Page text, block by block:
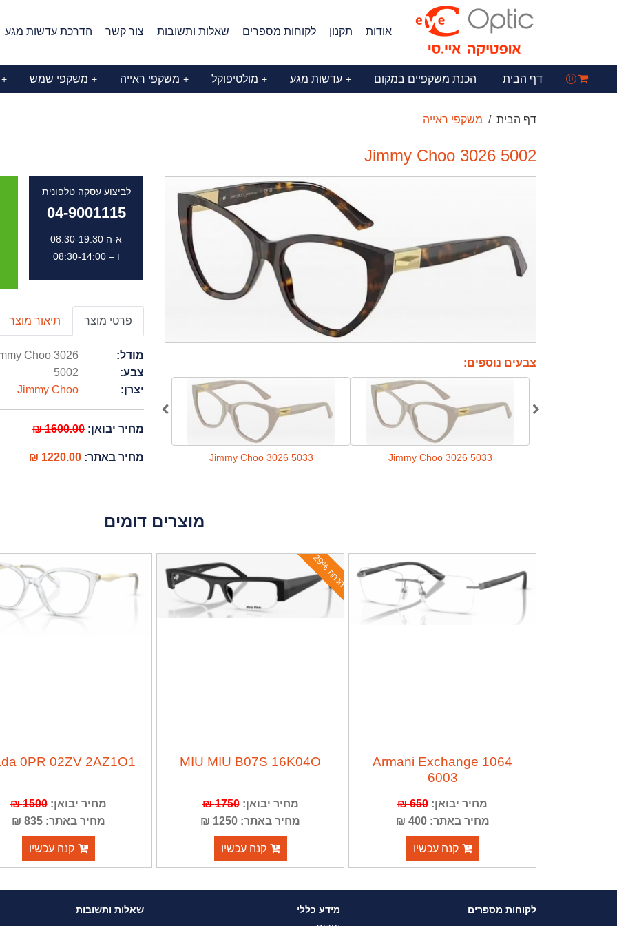
אודות תקנון לקוחות מספרים שאלות ותשובות צור קשר הדרכת עדשות מגע
0 דף הבית הכנת משקפיים במקום עדשות מגע + מולטיפוקל + משקפי ראייה + משקפי שמש +
+
דף הבית משקפי ראייה
Jimmy Choo 3026 5002
צבעים נוספים:
Jimmy Choo 3026 5033
Jimmy Choo 3026 5033
Jimmy Choo 3026 5033
לביצוע עסקה טלפונית
04-9001115
א-ה 08:30-19:30
ו – 08:30-14:00
פרטי מוצר תיאור מוצר
מודל:
Choo 3026
צבע:
5002
יצרן:
Jimmy Choo
מחיר יבואן: 1600.00 ₪
מחיר באתר: 1220.00 ₪
מוצרים דומים
Armani Exchange 1064
6003
מחיר יבואן: 650 ₪
מחיר באתר: 400 ₪
קנה עכשיו
ה
נ
ח
ה
2
9
%
MIU MIU B07S 16K04O
מחיר יבואן:1750 ₪
מחיר באתר: 1250 ₪
קנה עכשיו
0PR 02ZV 2AZ1O1
מחיר יבואן:1500 ₪
מחיר באתר: 835 ₪
קנה עכשיו
לקוחות מספרים
מידע כללי
שאלות ותשובות